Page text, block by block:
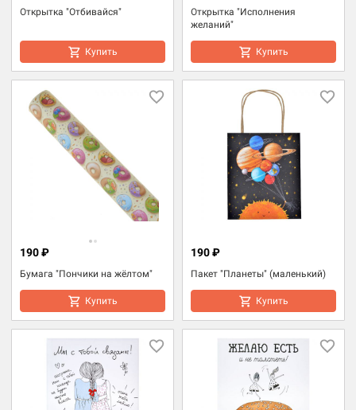
Открытка "Отбивайся"
Купить
Открытка "Исполнения
желаний"
Купить
Бумага "Пончики на жёлтом"
190 ₽
Купить
Пакет "Планеты" (маленький)
190 ₽
Купить